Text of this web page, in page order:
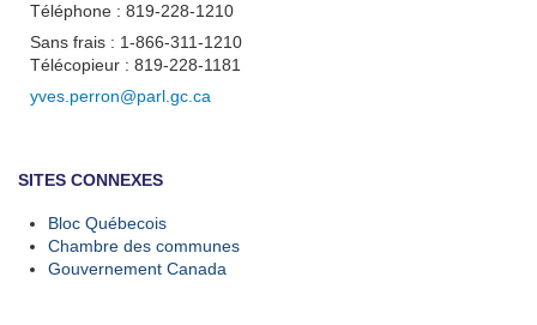
SITES CONNEXES
Bloc Québecois
Chambre des communes
Gouvernement Canada
Téléphone : 819-228-1210
Sans frais : 1-866-311-1210
Télécopieur : 819-228-1181
yves.perron@parl.gc.ca